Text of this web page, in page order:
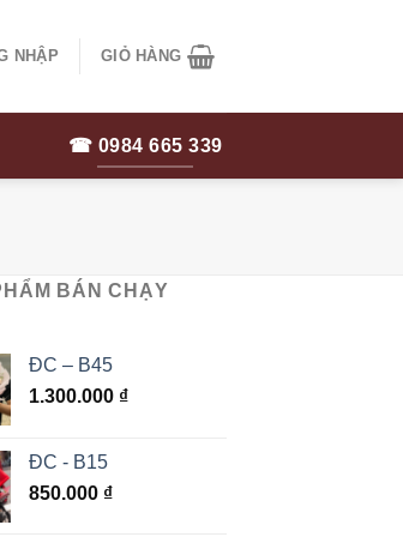
NHẬP GIỎ HÀNG
☎ 0984 665 339
BÁN CHẠY
ĐC – B45
1.300.000 ₫
ĐC - B15
850.000 ₫